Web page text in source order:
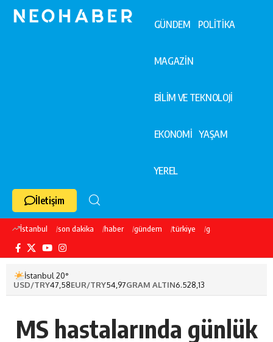
GÜNDEM POLİTİKA
MAGAZİN
BİLİM VE TEKNOLOJİ
EKONOMİ YAŞAM
YEREL
İletişim
İstanbul son dakika haber gündem türkiye galatasaray
İstanbul 20°
USD/TRY47,58EUR/TRY54,97GRAM ALTIN6.528,13
MS hastalarında günlük